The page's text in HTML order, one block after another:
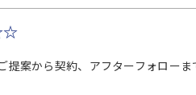
案から契約、アフターフォローま